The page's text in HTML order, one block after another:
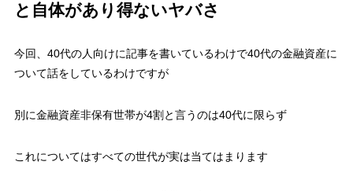
と自体があり得ないヤバさ
今回、40代の人向けに記事を書いているわけで40代の金融資産に
ついて話をしているわけですが
別に金融資産非保有世帯が4割と言うのは40代に限らず
これについてはすべての世代が実は当てはまります